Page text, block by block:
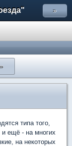
»
типа того,
ещё - на многих
на некоторых